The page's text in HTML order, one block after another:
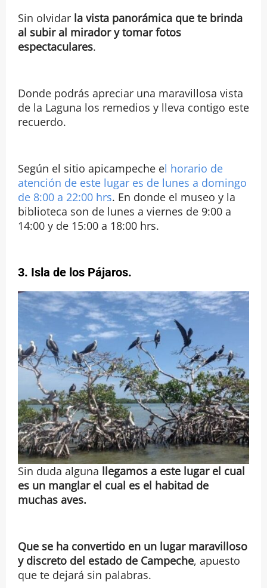
Sin olvidar la vista panorámica que te brinda
al subir al mirador y tomar fotos
espectaculares.
Donde podrás apreciar una maravillosa vista
de la Laguna los remedios y lleva contigo este
recuerdo.
Según el sitio apicampeche el horario de
atención de este lugar es de lunes a domingo
de 8:00 a 22:00 hrs. En donde el museo y la
biblioteca son de lunes a viernes de 9:00 a
14:00 y de 15:00 a 18:00 hrs.
3. Isla de los Pájaros.
Sin duda alguna llegamos a este lugar el cual
es un manglar el cual es el habitad de
muchas aves.
Que se ha convertido en un lugar maravilloso
y discreto del estado de Campeche, apuesto
que te dejará sin palabras.